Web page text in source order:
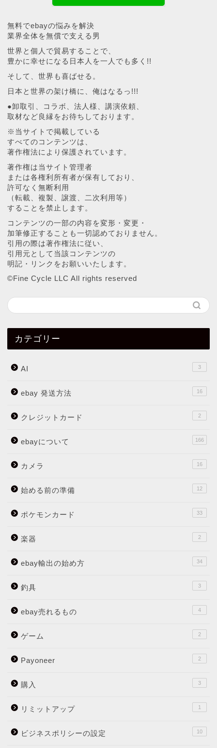
無料でebayの悩みを解決
業界全体を無償で支える男
世界と個人で貿易することで、
豊かに幸せになる日本人を一人でも多く!!
そして、世界も喜ばせる。
日本と世界の架け橋に、俺はなるっ!!!
●卸取引、コラボ、法人様、講演依頼、
取材など良縁をお待ちしております。
※当サイトで掲載している
すべてのコンテンツは、
著作権法により保護されています。
著作権は当サイト管理者
または各権利所有者が保有しており、
許可なく無断利用
（転載、複製、譲渡、二次利用等）
することを禁止します。
コンテンツの一部の内容を変形・変更・
加筆修正することも一切認めておりません。
引用の際は著作権法に従い、
引用元として当該コンテンツの
明記・リンクをお願いいたします。
©︎Fine Cycle LLC All rights reserved
カテゴリー
AI 3
ebay 発送方法 16
クレジットカード 2
ebayについて 166
カメラ 16
始める前の準備 12
ポケモンカード 33
楽器 2
ebay輸出の始め方 34
釣具 3
ebay売れるもの 4
ゲーム 2
Payoneer 2
購入 3
リミットアップ 1
ビジネスポリシーの設定 10